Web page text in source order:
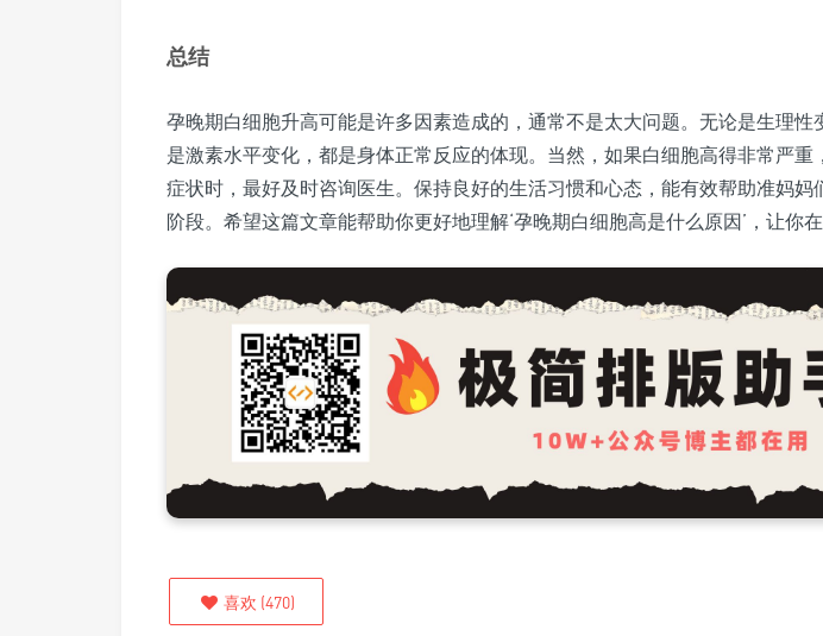
总结
孕晚期白细胞升高可能是许多因素造成的，通常不是太大问题。无论是生理性
是激素水平变化，都是身体正常反应的体现。当然，如果白细胞高得非常严重
症状时，最好及时咨询医生。保持良好的生活习惯和心态，能有效帮助准妈妈
阶段。希望这篇文章能帮助你更好地理解‘孕晚期白细胞高是什么原因’，让你在
喜欢 (470)